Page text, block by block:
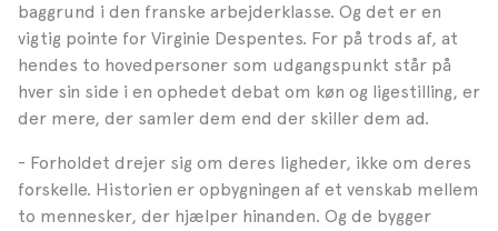
baggrund i den franske arbejderklasse. Og det er en
vigtig pointe for Virginie Despentes. For på trods af, at
hendes to hovedpersoner som udgangspunkt står på
hver sin side i en ophedet debat om køn og ligestilling, er
der mere, der samler dem end der skiller dem ad.
- Forholdet drejer sig om deres ligheder, ikke om deres
forskelle. Historien er opbygningen af et venskab mellem
to mennesker, der hjælper hinanden. Og de bygger